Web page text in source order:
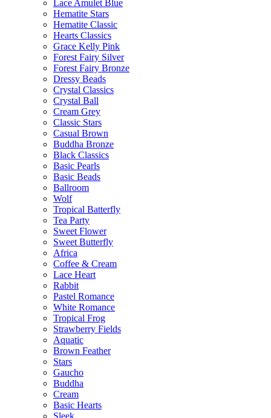
Lace Amulet Blue
Hematite Stars
Hematite Classic
Hearts Classics
Grace Kelly Pink
Forest Fairy Silver
Forest Fairy Bronze
Dressy Beads
Crystal Classics
Crystal Ball
Cream Grey
Classic Stars
Casual Brown
Buddha Bronze
Black Classics
Basic Pearls
Basic Beads
Ballroom
Wolf
Tropical Batterfly
Tea Party
Sweet Flower
Sweet Butterfly
Africa
Coffee & Cream
Lace Heart
Rabbit
Pastel Romance
White Romance
Tropical Frog
Strawberry Fields
Aquatic
Brown Feather
Stars
Gaucho
Buddha
Cream
Basic Hearts
Sleek